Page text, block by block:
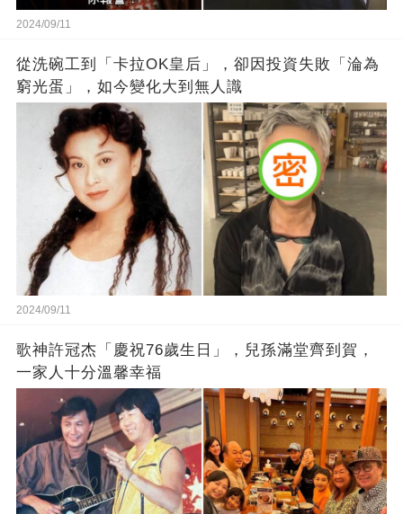
2024/09/11
從洗碗工到「卡拉OK皇后」，卻因投資失敗「淪為
窮光蛋」，如今變化大到無人識
2024/09/11
歌神許冠杰「慶祝76歲生日」，兒孫滿堂齊到賀，
一家人十分溫馨幸福